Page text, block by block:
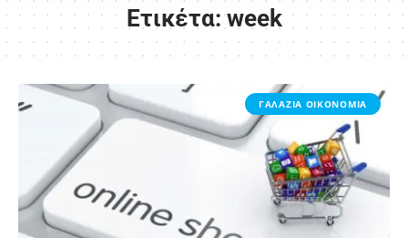
Ετικέτα:week
ΓΑΛΑΖΙΑ ΟΙΚΟΝΟΜΙΑ